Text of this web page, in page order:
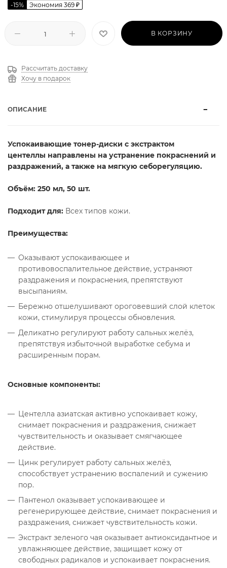
-15% Экономия 369 ₽
В КОРЗИНУ
Рассчитать доставку
Хочу в подарок
ОПИСАНИЕ
Успокаивающие тонер-диски с экстрактом
центеллы направлены на устранение покраснений и
раздражений, а также на мягкую себорегуляцию.
Объём: 250 мл, 50 шт.
Подходит для: Всех типов кожи.
Преимущества:
Оказывают успокаивающее и
противовоспалительное действие, устраняют
раздражения и покраснения, препятствуют
высыпаниям.
Бережно отшелушивают ороговевший слой клеток
кожи, стимулируя процессы обновления.
Деликатно регулируют работу сальных желёз,
препятствуя избыточной выработке себума и
расширенным порам.
Основные компоненты:
Центелла азиатская активно успокаивает кожу,
снимает покраснения и раздражения, снижает
чувствительность и оказывает смягчающее
действие.
Цинк регулирует работу сальных желёз,
способствует устранению воспалений и сужению
пор.
Пантенол оказывает успокаивающее и
регенерирующее действие, снимает покраснения и
раздражения, снижает чувствительность кожи.
Экстракт зеленого чая оказывает антиоксидантное и
увлажняющее действие, защищает кожу от
свободных радикалов и успокаивает покраснения.